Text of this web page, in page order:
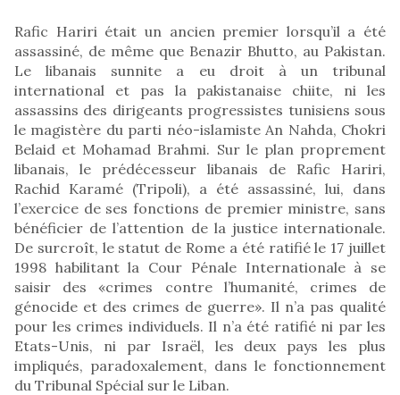
Rafic Hariri était un ancien premier lorsqu’il a été
assassiné, de même que Benazir Bhutto, au Pakistan.
Le libanais sunnite a eu droit à un tribunal
international et pas la pakistanaise chiite, ni les
assassins des dirigeants progressistes tunisiens sous
le magistère du parti néo-islamiste An Nahda, Chokri
Belaid et Mohamad Brahmi. Sur le plan proprement
libanais, le prédécesseur libanais de Rafic Hariri,
Rachid Karamé (Tripoli), a été assassiné, lui, dans
l’exercice de ses fonctions de premier ministre, sans
bénéficier de l’attention de la justice internationale.
De surcroît, le statut de Rome a été ratifié le 17 juillet
1998 habilitant la Cour Pénale Internationale à se
saisir des «crimes contre l’humanité, crimes de
génocide et des crimes de guerre». Il n’a pas qualité
pour les crimes individuels. Il n’a été ratifié ni par les
Etats-Unis, ni par Israël, les deux pays les plus
impliqués, paradoxalement, dans le fonctionnement
du Tribunal Spécial sur le Liban.